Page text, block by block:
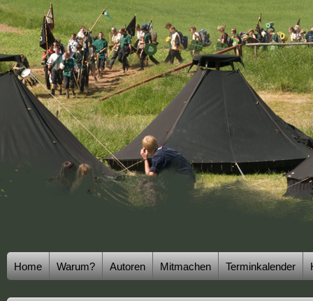
Home Warum? Autoren Mitmachen Terminkalender